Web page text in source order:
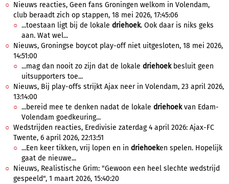
Nieuws reacties, Geen fans Groningen welkom in Volendam,
club beraadt zich op stappen, 18 mei 2026, 17:45:06
...toestaan ligt bij de lokale driehoek. Ook daar is niks geks
aan. Wat wel...
Nieuws, Groningse boycot play-off niet uitgesloten, 18 mei 2026,
14:51:00
...mag dan nooit zo zijn dat de lokale driehoekbesluit geen
uitsupporters toe...
Nieuws, Bij play-offs strijkt Ajax neer in Volendam, 23 april 2026,
13:14:00
...bereid mee te denken nadat de lokale driehoekvan Edam-
Volendam goedkeuring...
Wedstrijden reacties, Eredivisie zaterdag 4 april 2026: Ajax-FC
Twente, 6 april 2026, 22:13:51
...Een keer tikken, vrij lopen en in driehoeken spelen. Hopelijk
gaat de nieuwe...
Nieuws, Realistische Grim: "Gewoon een heel slechte wedstrijd
gespeeld", 1 maart 2026, 15:40:20